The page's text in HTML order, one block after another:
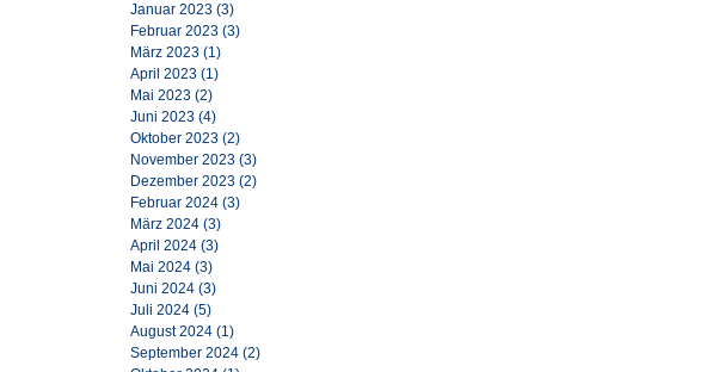
Januar 2023 (3)
Februar 2023 (3)
März 2023 (1)
April 2023 (1)
Mai 2023 (2)
Juni 2023 (4)
Oktober 2023 (2)
November 2023 (3)
Dezember 2023 (2)
Februar 2024 (3)
März 2024 (3)
April 2024 (3)
Mai 2024 (3)
Juni 2024 (3)
Juli 2024 (5)
August 2024 (1)
September 2024 (2)